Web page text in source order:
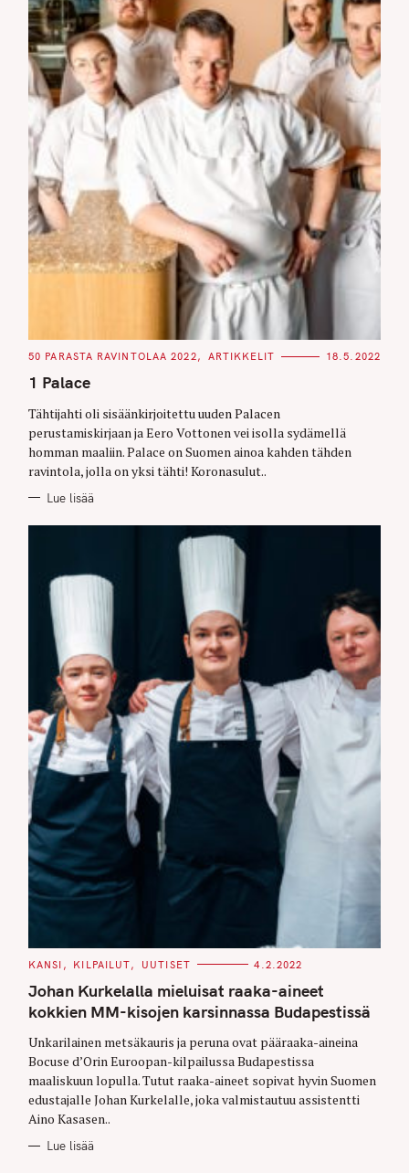
C
T
E
O
R
I
E
S
50 PARASTA RAVINTOLAA 2022 ARTIKKELIT 18.5.2022
1 Palace
Tähtijahti oli sisäänkirjoitettu uuden Palacen
perustamiskirjaan ja Eero Vottonen vei isolla sydämellä
homman maaliin. Palace on Suomen ainoa kahden tähden
ravintola, jolla on yksi tähti! Koronasulut..
Lue lisää
C
T
E
G
O
I
E
S
KANSI KILPAILUT UUTISET 4.2.2022
Johan Kurkelalla mieluisat raaka-aineet
kokkien MM-kisojen karsinnassa Budapestissä
Unkarilainen metsäkauris ja peruna ovat pääraaka-aineina
Bocuse d’Orin Euroopan-kilpailussa Budapestissa
maaliskuun lopulla. Tutut raaka-aineet sopivat hyvin Suomen
edustajalle Johan Kurkelalle, joka valmistautuu assistentti
Aino Kasasen..
Lue lisää
S
e